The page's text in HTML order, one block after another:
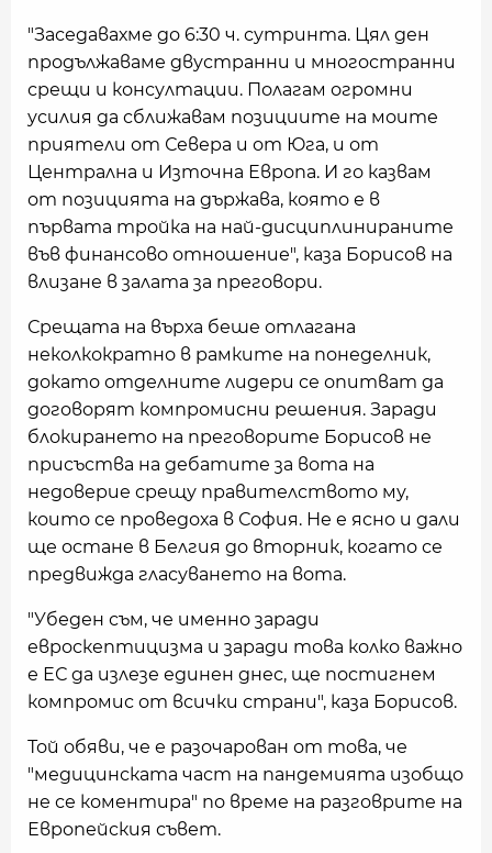
"Заседавахме до 6:30 ч. сутринта. Цял ден
продължаваме двустранни и многостранни
срещи и консултации. Полагам огромни
усилия да сближавам позициите на моите
приятели от Севера и от Юга, и от
Централна и Източна Европа. И го казвам
от позицията на държава, която е в
първата тройка на най-дисциплинираните
във финансово отношение", каза Борисов на
влизане в залата за преговори.
Срещата на върха беше отлагана
неколкократно в рамките на понеделник,
докато отделните лидери се опитват да
договорят компромисни решения. Заради
блокирането на преговорите Борисов не
присъства на дебатите за вота на
недоверие срещу правителството му,
които се проведоха в София. Не е ясно и дали
ще остане в Белгия до вторник, когато се
предвижда гласуването на вота.
"Убеден съм, че именно заради
евроскептицизма и заради това колко важно
е ЕС да излезе единен днес, ще постигнем
компромис от всички страни", каза Борисов.
Той обяви, че е разочарован от това, че
"медицинската част на пандемията изобщо
не се коментира" по време на разговрите на
Европейския съвет.